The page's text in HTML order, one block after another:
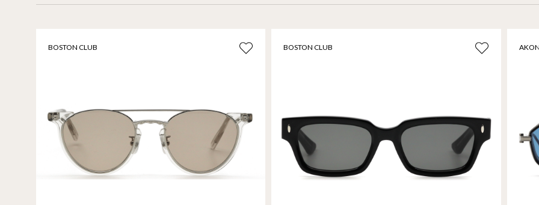
BOSTON CLUB BOSTON CLUB